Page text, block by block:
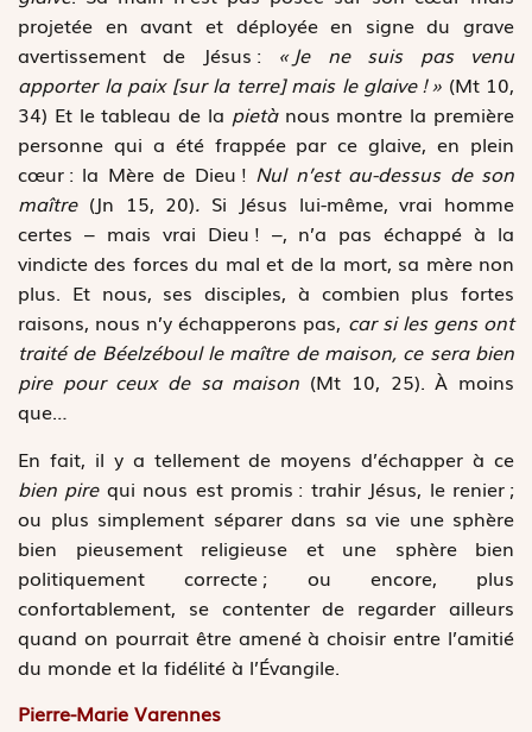
projetée en avant et déployée en signe du grave
avertissement de Jésus : « Je ne suis pas venu
apporter la paix [sur la terre] mais le glaive ! » (Mt 10,
34) Et le tableau de la pietànous montre la première
personne qui a été frappée par ce glaive, en plein
cœur : la Mère de Dieu ! Nul n’est au-dessus de son
maître (Jn 15, 20). Si Jésus lui-même, vrai homme
certes – mais vrai Dieu ! –, n’a pas échappé à la
vindicte des forces du mal et de la mort, sa mère non
plus. Et nous, ses disciples, à combien plus fortes
raisons, nous n’y échapperons pas, car si les gens ont
traité de Béelzéboul le maître de maison, ce sera bien
pire pour ceux de sa maison (Mt 10, 25). À moins
que…
En fait, il y a tellement de moyens d’échapper à ce
bien pire qui nous est promis : trahir Jésus, le renier ;
ou plus simplement séparer dans sa vie une sphère
bien pieusement religieuse et une sphère bien
politiquement correcte ; ou encore, plus
confortablement, se contenter de regarder ailleurs
quand on pourrait être amené à choisir entre l’amitié
du monde et la fidélité à l’Évangile.
Pierre-Marie Varennes